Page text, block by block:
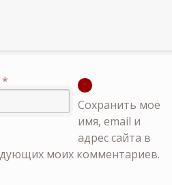
*
Сохранить моё
имя, email и
адрес сайта в
моих комментариев.